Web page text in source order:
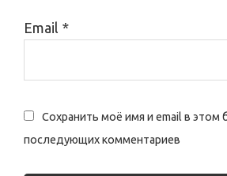
Email *
Сохранить моё имя и email в этом
последующих комментариев